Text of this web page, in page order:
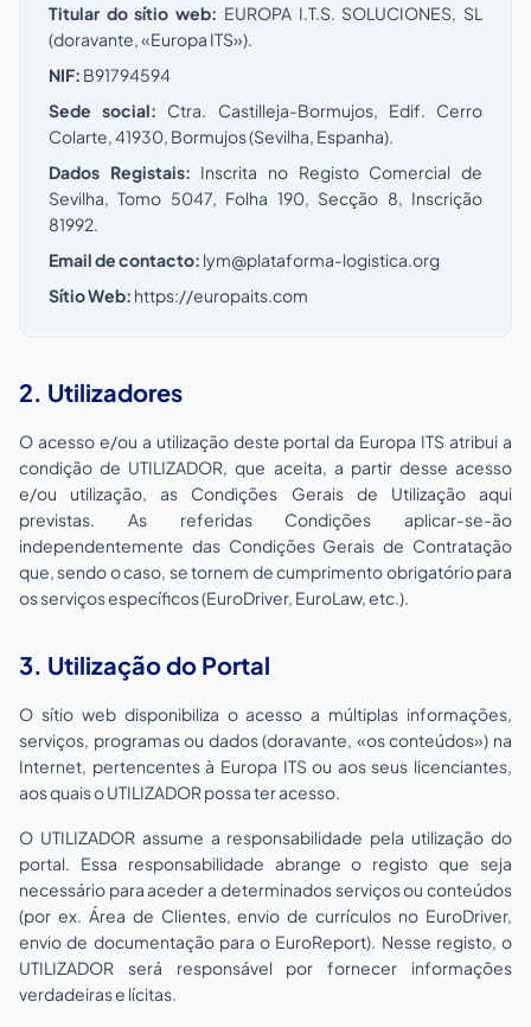
Titular do sítio web: EUROPA I.T.S. SOLUCIONES, SL
(doravante, «Europa ITS»).
NIF: B91794594
Sede social: Ctra. Castilleja-Bormujos, Edif. Cerro
Colarte, 41930, Bormujos (Sevilha, Espanha).
Dados Registais: Inscrita no Registo Comercial de
Sevilha, Tomo 5047, Folha 190, Secção 8, Inscrição
81992.
Email de contacto: lym@plataforma-logistica.org
Sítio Web: https://europaits.com
2. Utilizadores
O acesso e/ou a utilização deste portal da Europa ITS atribui a
condição de UTILIZADOR, que aceita, a partir desse acesso
e/ou utilização, as Condições Gerais de Utilização aqui
previstas. As referidas Condições aplicar-se-ão
independentemente das Condições Gerais de Contratação
que, sendo o caso, se tornem de cumprimento obrigatório para
os serviços específicos (EuroDriver, EuroLaw, etc.).
3. Utilização do Portal
O sítio web disponibiliza o acesso a múltiplas informações,
serviços, programas ou dados (doravante, «os conteúdos») na
Internet, pertencentes à Europa ITS ou aos seus licenciantes,
aos quais o UTILIZADOR possa ter acesso.
O UTILIZADOR assume a responsabilidade pela utilização do
portal. Essa responsabilidade abrange o registo que seja
necessário para aceder a determinados serviços ou conteúdos
(por ex. Área de Clientes, envio de currículos no EuroDriver,
envio de documentação para o EuroReport). Nesse registo, o
UTILIZADOR será responsável por fornecer informações
verdadeiras e lícitas.